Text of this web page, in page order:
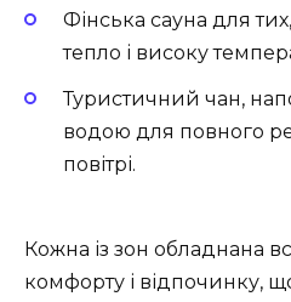
Фінська сауна для
тепло і високу
Туристичний чан,
водою для повного
повітрі.
Кожна із зон обладнана
комфорту і відпочинку,